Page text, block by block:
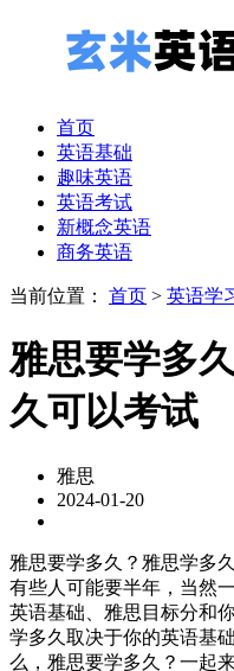
首页
英语基础
趣味英语
英语考试
新概念英语
商务英语
当前位置： 首页 > 英语学
雅思要学多
久可以考试
雅思
2024-01-20
雅思要学多久？雅思学多
有些人可能要半年，当然
英语基础、雅思目标分和
学多久取决于你的英语基
么，雅思要学多久？一起